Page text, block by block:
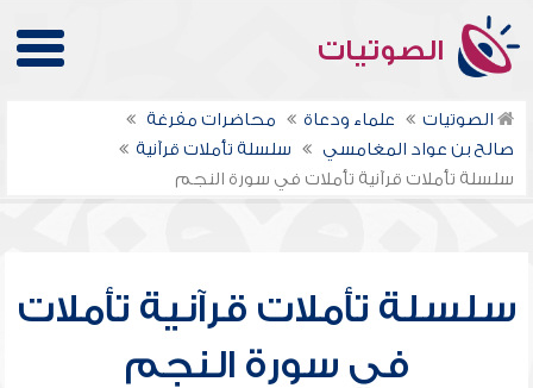
الصوتيات
الصوتيات علماء ودعاة
محاضرات مفرغة
صالح بن عواد المغامسي
سلسلة تأملات قرآنية
سلسلة تأملات قرآنية تأملات في سورة النجم
سلسلة تأملات قرآنية تأملات
في سورة النجم